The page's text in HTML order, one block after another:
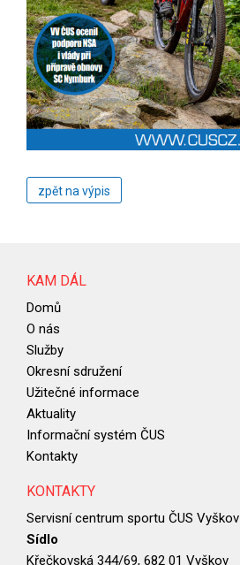
zpět na výpis
KAM DÁL
Domů
O nás
Služby
Okresní sdružení
Užitečné informace
Aktuality
Informační systém ČUS
Kontakty
KONTAKTY
Servisní centrum sportu ČUS Vyškov
Sídlo
Křečkovská 344/69, 682 01 Vyškov